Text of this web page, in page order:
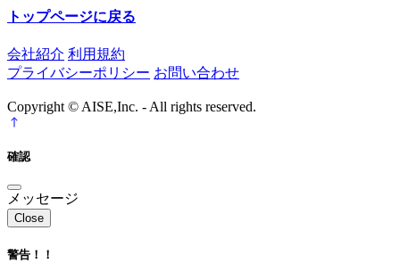
トップページに戻る
会社紹介 利用規約
プライバシーポリシー お問い合わせ
Copyright © AISE,Inc. - All rights reserved.
確認
メッセージ
Close
警告！！